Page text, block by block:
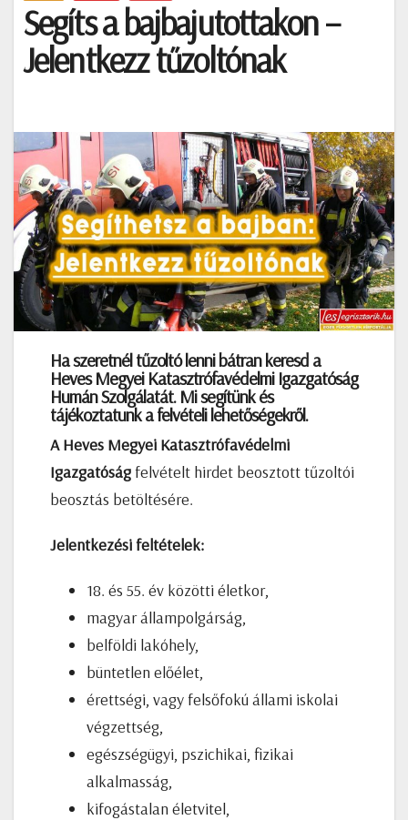
Segíts a bajbajutottakon –
Jelentkezz tűzoltónak
Ha szeretnél tűzoltó lenni bátran keresd a
Heves Megyei Katasztrófavédelmi Igazgatóság
Humán Szolgálatát. Mi segítünk és
tájékoztatunk a felvételi lehetőségekről.
A Heves Megyei Katasztrófavédelmi
Igazgatóságfelvételt hirdet beosztott tűzoltói
beosztás betöltésére.
Jelentkezési feltételek:
18. és 55. év közötti életkor,
magyar állampolgárság,
belföldi lakóhely,
büntetlen előélet,
érettségi, vagy felsőfokú állami iskolai
végzettség,
egészségügyi, pszichikai, fizikai
alkalmasság,
kifogástalan életvitel,